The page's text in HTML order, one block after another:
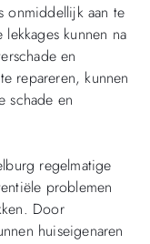
onmiddellijk aan te
kunnen na
en
repareren, kunnen
schade en
regelmatige
problemen
Door
huiseigenaren